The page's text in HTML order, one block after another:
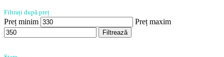
Filtrați după preț
Preț minim Preț maxim
Filtrează